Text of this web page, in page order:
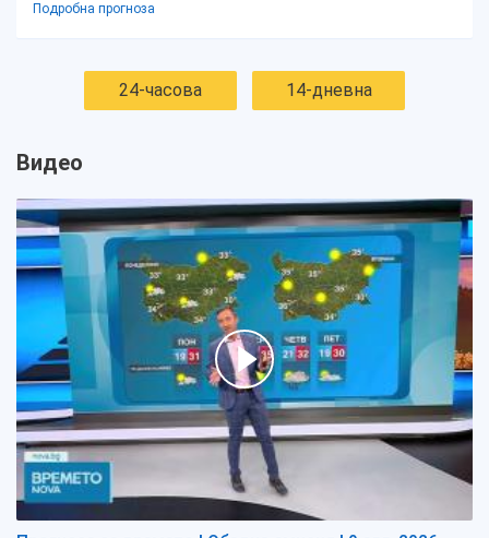
Подробна прогноза
24-часова 14-дневна
Видео